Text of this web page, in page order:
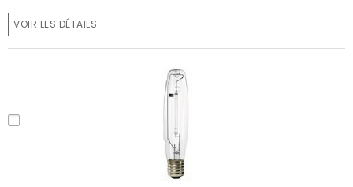
VOIR LES DÉTAILS